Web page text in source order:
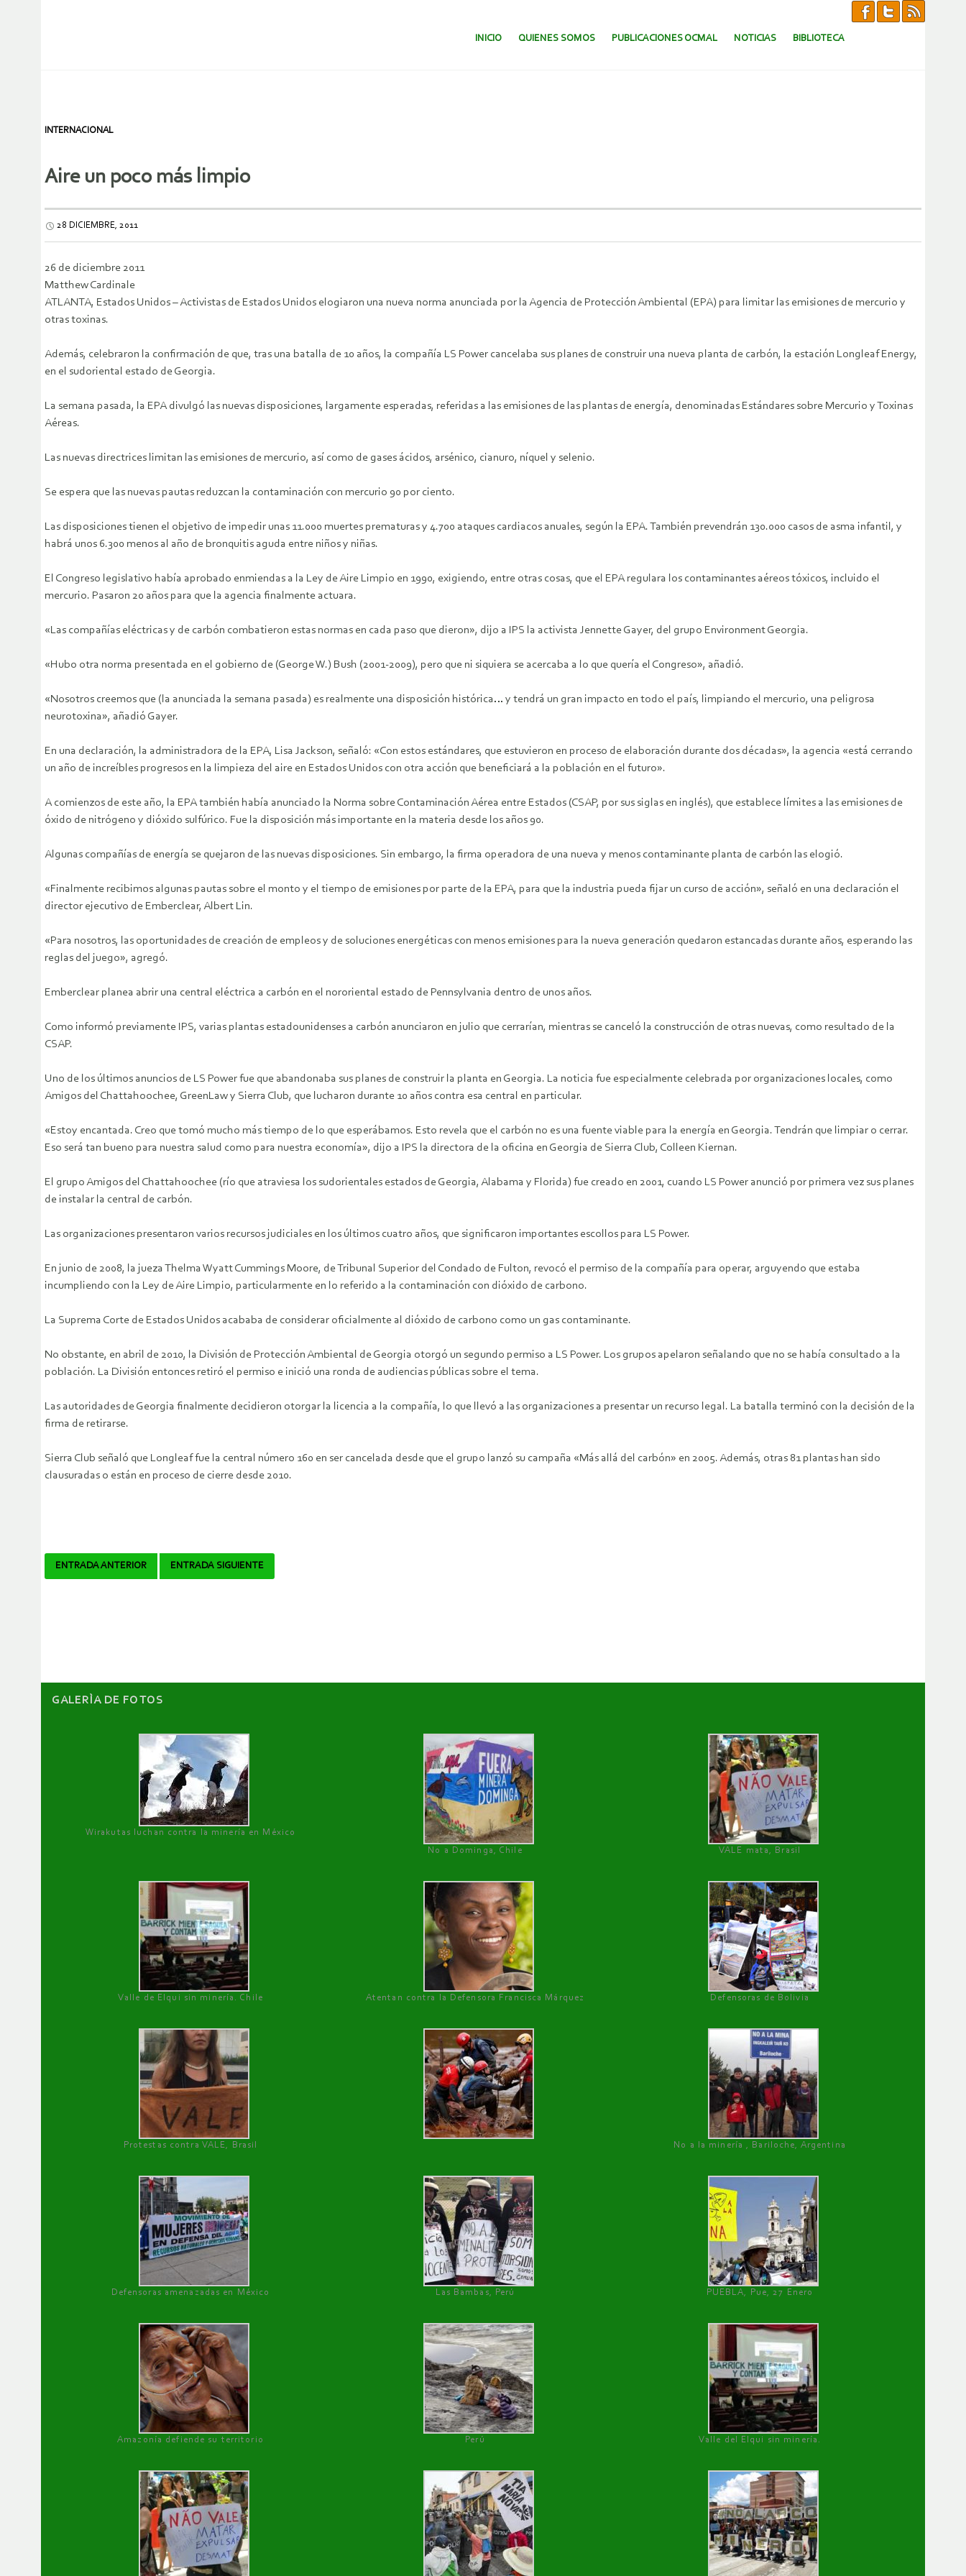
SALTAR AL CONTENIDO.
INICIO QUIENES SOMOS PUBLICACIONES OCMAL NOTICIAS BIBLIOTECA
INTERNACIONAL
Aire un poco más limpio
28 DICIEMBRE, 2011
26 de diciembre 2011
Matthew Cardinale
ATLANTA, Estados Unidos – Activistas de Estados Unidos elogiaron una nueva norma anunciada por la Agencia de Protección Ambiental (EPA) para limitar las emisiones de mercurio y
otras toxinas.
Además, celebraron la confirmación de que, tras una batalla de 10 años, la compañía LS Power cancelaba sus planes de construir una nueva planta de carbón, la estación Longleaf Energy,
en el sudoriental estado de Georgia.
La semana pasada, la EPA divulgó las nuevas disposiciones, largamente esperadas, referidas a las emisiones de las plantas de energía, denominadas Estándares sobre Mercurio y Toxinas
Aéreas.
Las nuevas directrices limitan las emisiones de mercurio, así como de gases ácidos, arsénico, cianuro, níquel y selenio.
Se espera que las nuevas pautas reduzcan la contaminación con mercurio 90 por ciento.
Las disposiciones tienen el objetivo de impedir unas 11.000 muertes prematuras y 4.700 ataques cardiacos anuales, según la EPA. También prevendrán 130.000 casos de asma infantil, y
habrá unos 6.300 menos al año de bronquitis aguda entre niños y niñas.
El Congreso legislativo había aprobado enmiendas a la Ley de Aire Limpio en 1990, exigiendo, entre otras cosas, que el EPA regulara los contaminantes aéreos tóxicos, incluido el
mercurio. Pasaron 20 años para que la agencia finalmente actuara.
«Las compañías eléctricas y de carbón combatieron estas normas en cada paso que dieron», dijo a IPS la activista Jennette Gayer, del grupo Environment Georgia.
«Hubo otra norma presentada en el gobierno de (George W.) Bush (2001-2009), pero que ni siquiera se acercaba a lo que quería el Congreso», añadió.
«Nosotros creemos que (la anunciada la semana pasada) es realmente una disposición histórica… y tendrá un gran impacto en todo el país, limpiando el mercurio, una peligrosa
neurotoxina», añadió Gayer.
En una declaración, la administradora de la EPA, Lisa Jackson, señaló: «Con estos estándares, que estuvieron en proceso de elaboración durante dos décadas», la agencia «está cerrando
un año de increíbles progresos en la limpieza del aire en Estados Unidos con otra acción que beneficiará a la población en el futuro».
A comienzos de este año, la EPA también había anunciado la Norma sobre Contaminación Aérea entre Estados (CSAP, por sus siglas en inglés), que establece límites a las emisiones de
óxido de nitrógeno y dióxido sulfúrico. Fue la disposición más importante en la materia desde los años 90.
Algunas compañías de energía se quejaron de las nuevas disposiciones. Sin embargo, la firma operadora de una nueva y menos contaminante planta de carbón las elogió.
«Finalmente recibimos algunas pautas sobre el monto y el tiempo de emisiones por parte de la EPA, para que la industria pueda fijar un curso de acción», señaló en una declaración el
director ejecutivo de Emberclear, Albert Lin.
«Para nosotros, las oportunidades de creación de empleos y de soluciones energéticas con menos emisiones para la nueva generación quedaron estancadas durante años, esperando las
reglas del juego», agregó.
Emberclear planea abrir una central eléctrica a carbón en el nororiental estado de Pennsylvania dentro de unos años.
Como informó previamente IPS, varias plantas estadounidenses a carbón anunciaron en julio que cerrarían, mientras se canceló la construcción de otras nuevas, como resultado de la
CSAP.
Uno de los últimos anuncios de LS Power fue que abandonaba sus planes de construir la planta en Georgia. La noticia fue especialmente celebrada por organizaciones locales, como
Amigos del Chattahoochee, GreenLaw y Sierra Club, que lucharon durante 10 años contra esa central en particular.
«Estoy encantada. Creo que tomó mucho más tiempo de lo que esperábamos. Esto revela que el carbón no es una fuente viable para la energía en Georgia. Tendrán que limpiar o cerrar.
Eso será tan bueno para nuestra salud como para nuestra economía», dijo a IPS la directora de la oficina en Georgia de Sierra Club, Colleen Kiernan.
El grupo Amigos del Chattahoochee (río que atraviesa los sudorientales estados de Georgia, Alabama y Florida) fue creado en 2001, cuando LS Power anunció por primera vez sus planes
de instalar la central de carbón.
Las organizaciones presentaron varios recursos judiciales en los últimos cuatro años, que significaron importantes escollos para LS Power.
En junio de 2008, la jueza Thelma Wyatt Cummings Moore, de Tribunal Superior del Condado de Fulton, revocó el permiso de la compañía para operar, arguyendo que estaba
incumpliendo con la Ley de Aire Limpio, particularmente en lo referido a la contaminación con dióxido de carbono.
La Suprema Corte de Estados Unidos acababa de considerar oficialmente al dióxido de carbono como un gas contaminante.
No obstante, en abril de 2010, la División de Protección Ambiental de Georgia otorgó un segundo permiso a LS Power. Los grupos apelaron señalando que no se había consultado a la
población. La División entonces retiró el permiso e inició una ronda de audiencias públicas sobre el tema.
Las autoridades de Georgia finalmente decidieron otorgar la licencia a la compañía, lo que llevó a las organizaciones a presentar un recurso legal. La batalla terminó con la decisión de la
firma de retirarse.
Sierra Club señaló que Longleaf fue la central número 160 en ser cancelada desde que el grupo lanzó su campaña «Más allá del carbón» en 2005. Además, otras 81 plantas han sido
clausuradas o están en proceso de cierre desde 2010.
Navegador
ENTRADA ANTERIOR ENTRADA SIGUIENTE
GALERÌA DE FOTOS
Wirakutas luchan contra la minería en México
No a Dominga, Chile
VALE mata, Brasil
Valle de Elqui sin minería. Chile Atentan contra la Defensora Francisca Márquez Defensoras de Bolivia
Protestas contra VALE, Brasil No a la minería , Bariloche, Argentina
Defensoras amenazadas en México Las Bambas, Perú PUEBLA, Pue, 27 Enero
Amazonía defiende su territorio Perú Valle del Elqui sin minería.